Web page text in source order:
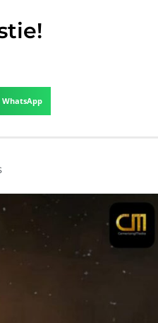
WhatsApp